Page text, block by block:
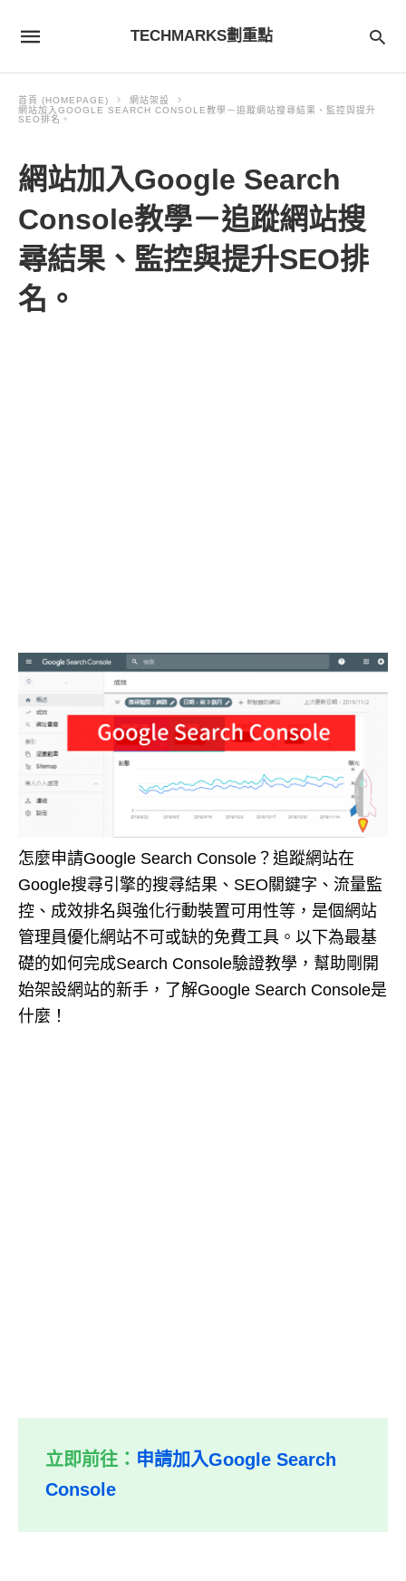
TECHMARKS劃重點
首頁 (HOMEPAGE)
網站架設
網站加入GOOGLE SEARCH CONSOLE教學－追蹤網站搜尋結果、監控與提升
SEO排名。
網站加入Google Search
Console教學－追蹤網站搜
尋結果、監控與提升SEO排
名。
怎麼申請Google Search Console？追蹤網站在
Google搜尋引擎的搜尋結果、SEO關鍵字、流量監
控、成效排名與強化行動裝置可用性等，是個網站
管理員優化網站不可或缺的免費工具。以下為最基
礎的如何完成Search Console驗證教學，幫助剛開
始架設網站的新手，了解Google Search Console是
什麼！
立即前往： 申請加入Google Search
Console